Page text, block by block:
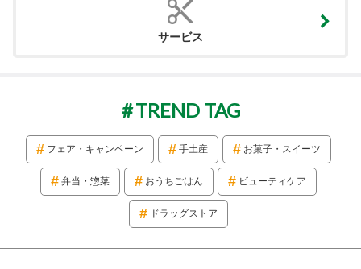
サービス
TREND TAG
フェア・キャンペーン 手土産 お菓子・スイーツ
弁当・惣菜 おうちごはん ビューティケア
ドラッグストア